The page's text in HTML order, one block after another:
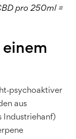
pro 250ml =
aus
Industriehanf)